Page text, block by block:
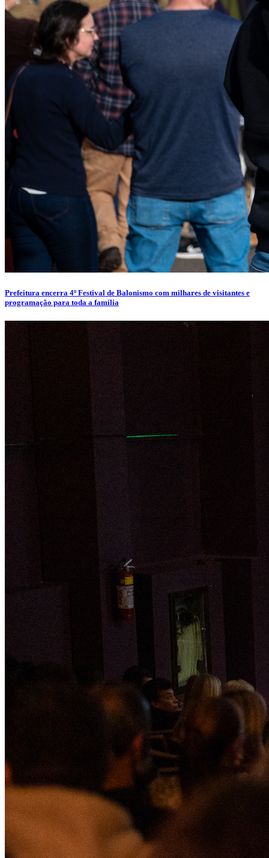
Prefeitura encerra 4º Festival de Balonismo com milhares de visitantes e
programação para toda a família